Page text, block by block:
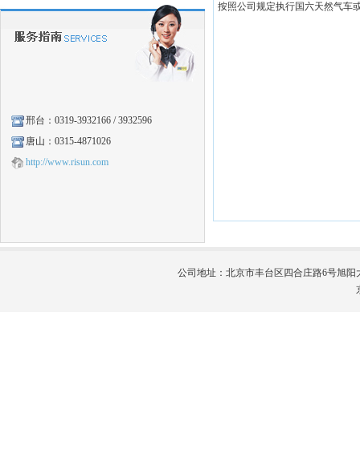
邢台：0319-3932166 / 3932596
唐山：0315-4871026
http://www.risun.com
按照公司规定执行国六天然气车
公司地址：北京市丰台区四合庄路6号旭